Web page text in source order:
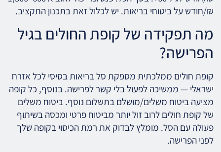
₪/חודש על ביטוחי בריאות. יש לכלול זאת בתכנון התקציב.
מה תפקידה של קופת החולים בגיל
הפרישה?
קופת חולים ממלכתית מספקת סל בריאות בסיסי לכל אזרח
ישראלי — ממשיכה לפעול בלי קשר לפרישה. בנוסף, כל קופה
מציעה ביטוח משלים/מושלם בתשלום נוסף. ביטוח משלים
של קופת חולים לרוב זול יותר מביטוח פרטי ומכסה בשיתוף
פעולה עם הסל. מומלץ לבדוק את רמת הכיסוי בקופה שלך
לפני הפרישה.